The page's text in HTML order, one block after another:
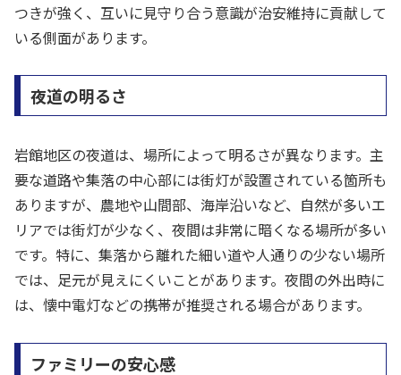
つきが強く、互いに見守り合う意識が治安維持に貢献して
いる側面があります。
夜道の明るさ
岩館地区の夜道は、場所によって明るさが異なります。主
要な道路や集落の中心部には街灯が設置されている箇所も
ありますが、農地や山間部、海岸沿いなど、自然が多いエ
リアでは街灯が少なく、夜間は非常に暗くなる場所が多い
です。特に、集落から離れた細い道や人通りの少ない場所
では、足元が見えにくいことがあります。夜間の外出時に
は、懐中電灯などの携帯が推奨される場合があります。
ファミリーの安心感